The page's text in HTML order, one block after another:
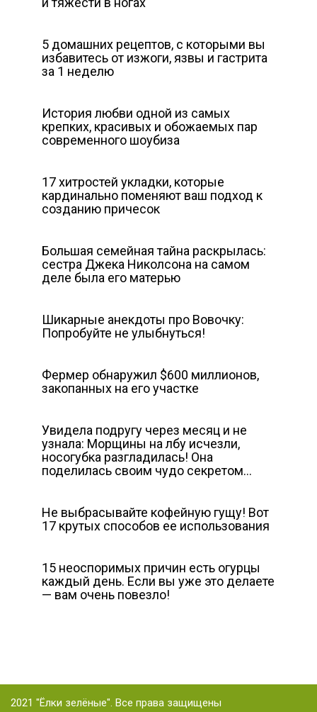
5 домашних рецептов, с которыми вы
избавитесь от изжоги, язвы и гастрита
за 1 неделю
История любви одной из самых
крепких, красивых и обожаемых пар
современного шоубиза
17 хитростей укладки, которые
кардинально поменяют ваш подход к
созданию причесок
Большая семейная тайна раскрылась:
сестра Джека Николсона на самом
деле была его матерью
Шикарные анекдоты про Вовочку:
Попробуйте не улыбнуться!
Фермер обнаружил $600 миллионов,
закопанных на его участке
Увидела подругу через месяц и не
узнала: Морщины на лбу исчезли,
носогубка разгладилась! Она
поделилась своим чудо секретом…
Не выбрасывайте кофейную гущу! Вот
17 крутых способов ее использования
15 неоспоримых причин есть огурцы
каждый день. Если вы уже это делаете
— вам очень повезло!
2021 "Ёлки зелёные". Все права защищены